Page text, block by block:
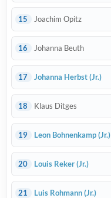
15 Joachim Opitz
16 Johanna Beuth
17 Johanna Herbst(Jr.)
18 Klaus Ditges
19 Leon Bohnenkamp(Jr.)
20 Louis Reker(Jr.)
21 Luis Rohmann(Jr.)